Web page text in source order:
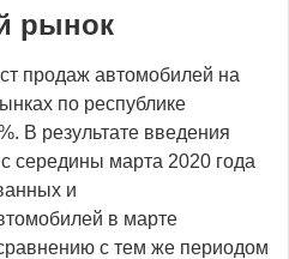
рынок
продаж автомобилей на
по республике
В результате введения
середины марта 2020 года
и
в марте
с тем же периодом